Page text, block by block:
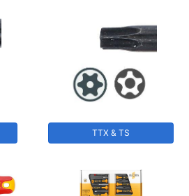
TTX & TS